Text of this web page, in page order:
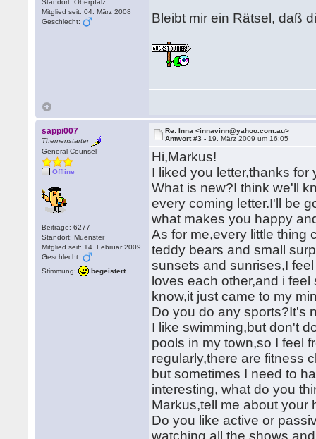
Standort: Oberpfalz
Mitglied seit: 04. März 2008
Geschlecht:
Bleibt mir ein Rätsel, daß
sappi007
Themenstarter
General Counsel
Offline
Beiträge: 6277
Standort: Muenster
Mitglied seit: 14. Februar 2009
Geschlecht:
Stimmung:
begeistert
Re: Inna <innavinn@yahoo.com.au>
Antwort #3 - 19. März 2009 um 16:05
Hi,Markus!
I liked you letter,thanks
What is new?I think we'll
every coming letter.I'll be
what makes you happy
As for me,every little thing
teddy bears and small
sunsets and sunrises,I
loves each other,and i
know,it just came to my
Do you do any sports?It's
I like swimming,but don't
pools in my town,so I feel
regularly,there are fitness
but sometimes I need to
interesting, what do you
Markus,tell me about your
Do you like active or
watching all the shows